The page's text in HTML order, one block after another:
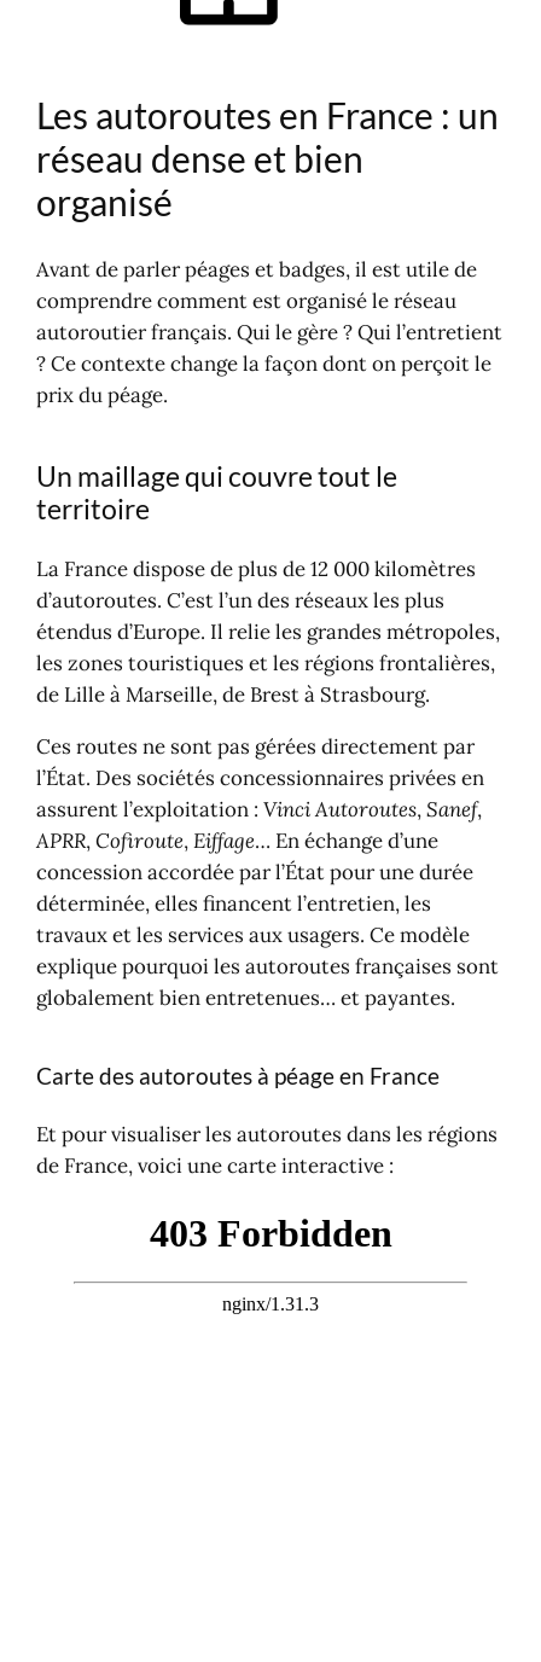
simples routes
ça fonctionne ?
Pourquoi paye-t-on sur
l'autoroute ?
Le péage classique : trois façons
Le télépéage : le principe en clair
Utiliser son badge en Europe : ce
qu'il faut vérifier
Comment souscrire en pratique ?
Formule à la carte ou forfait
Les autoroutes en France : un
réseau dense et bien
organisé
Avant de parler péages et badges, il est utile de
comprendre comment est organisé le réseau
autoroutier français. Qui le gère ? Qui l’entretient
? Ce contexte change la façon dont on perçoit le
prix du péage.
Un maillage qui couvre tout le
territoire
La France dispose de plus de 12 000 kilomètres
d’autoroutes. C’est l’un des réseaux les plus
étendus d’Europe. Il relie les grandes métropoles,
les zones touristiques et les régions frontalières,
de Lille à Marseille, de Brest à Strasbourg.
Ces routes ne sont pas gérées directement par
l’État. Des sociétés concessionnaires privées en
assurent l’exploitation :Vinci Autoroutes,Sanef,
APRR,Cofiroute,Eiffage… En échange d’une
concession accordée par l’État pour une durée
déterminée, elles financent l’entretien, les
travaux et les services aux usagers. Ce modèle
explique pourquoi les autoroutes françaises sont
globalement bien entretenues… et payantes.
Carte des autoroutes à péage en France
Et pour visualiser les autoroutes dans les régions
de France, voici une carte interactive :